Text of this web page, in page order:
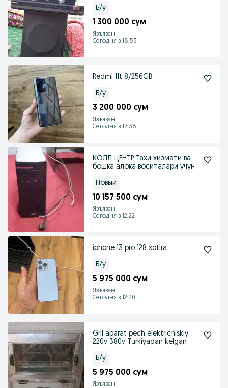
Б/у
1 300 000 сум
Язъяван
Сегодня в 18:53
Redmi 11t 8/256GB
Б/у
3 200 000 сум
Язъяван
Сегодня в 17:38
КОЛЛ ЦЕНТР Тахи хизмати ва
бошка алока воситалари учун
Новый
10 157 500 сум
Язъяван
Сегодня в 12:22
iphone 13 pro 128 xotira
Б/у
5 975 000 сум
Язъяван
Сегодня в 12:20
Gril aparat pech elektrichiskiy .
220v 380v Turkiyadan kelgan
Б/у
5 975 000 сум
Язъяван